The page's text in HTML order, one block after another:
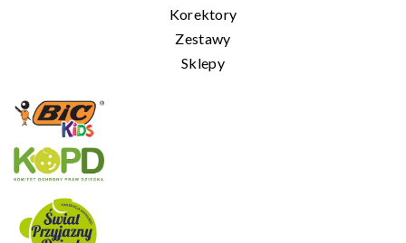
Korektory
Zestawy
Sklepy